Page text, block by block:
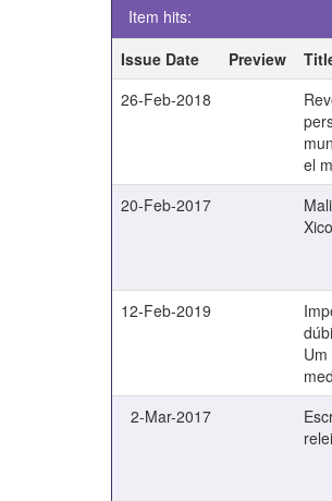
Item hits:
Issue Date
Preview
26-Feb-2018
el
20-Feb-2017
12-Feb-2019
2-Mar-2017